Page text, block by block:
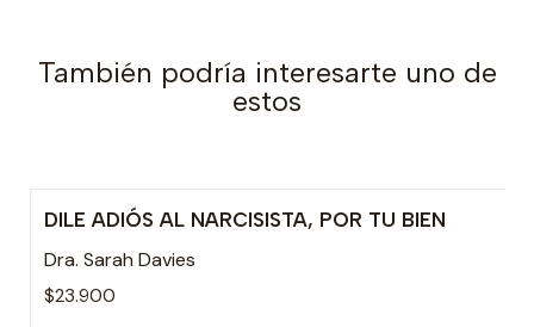
También podría interesarte uno de
estos
DILE ADIÓS AL NARCISISTA, POR TU BIEN
Dra. Sarah Davies
$23.900